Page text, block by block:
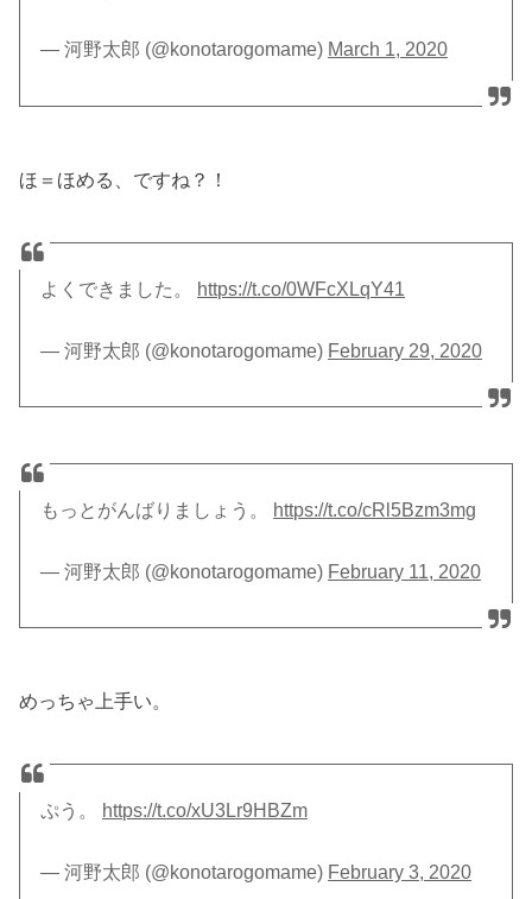
— 河野太郎 (@konotarogomame) March 1, 2020
ほ＝ほめる、ですね？！
よくできました。 https://t.co/0WFcXLqY41
— 河野太郎 (@konotarogomame) February 29, 2020
もっとがんばりましょう。 https://t.co/cRl5Bzm3mg
— 河野太郎 (@konotarogomame) February 11, 2020
めっちゃ上手い。
ぷう。 https://t.co/xU3Lr9HBZm
— 河野太郎 (@konotarogomame) February 3, 2020